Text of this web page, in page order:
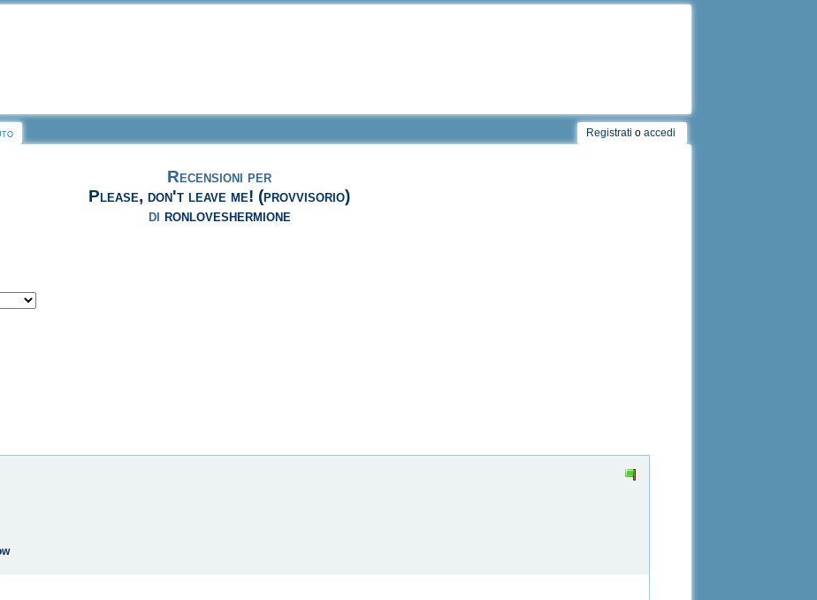
Registrati o accedi
Recensioni per
Please, don't leave me! (provvisorio)
di ronloveshermione